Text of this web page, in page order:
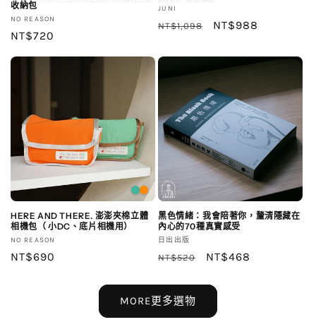
收納包
廠
商：
NO REASON
定
NT$720
廠
商：
JUNI
定
NT$1,098
售
NT$988
HERE AND THERE. 澎澎夾棉立體
相機包（ 小DC、底片相機用）
廠
商：
NO REASON
定
NT$690
黑色情緒：我會陪著你，釐清隱藏在
內心的70種真實感受
廠
商：
日出出版
定
NT$520
售
NT$468
MORE更多選物